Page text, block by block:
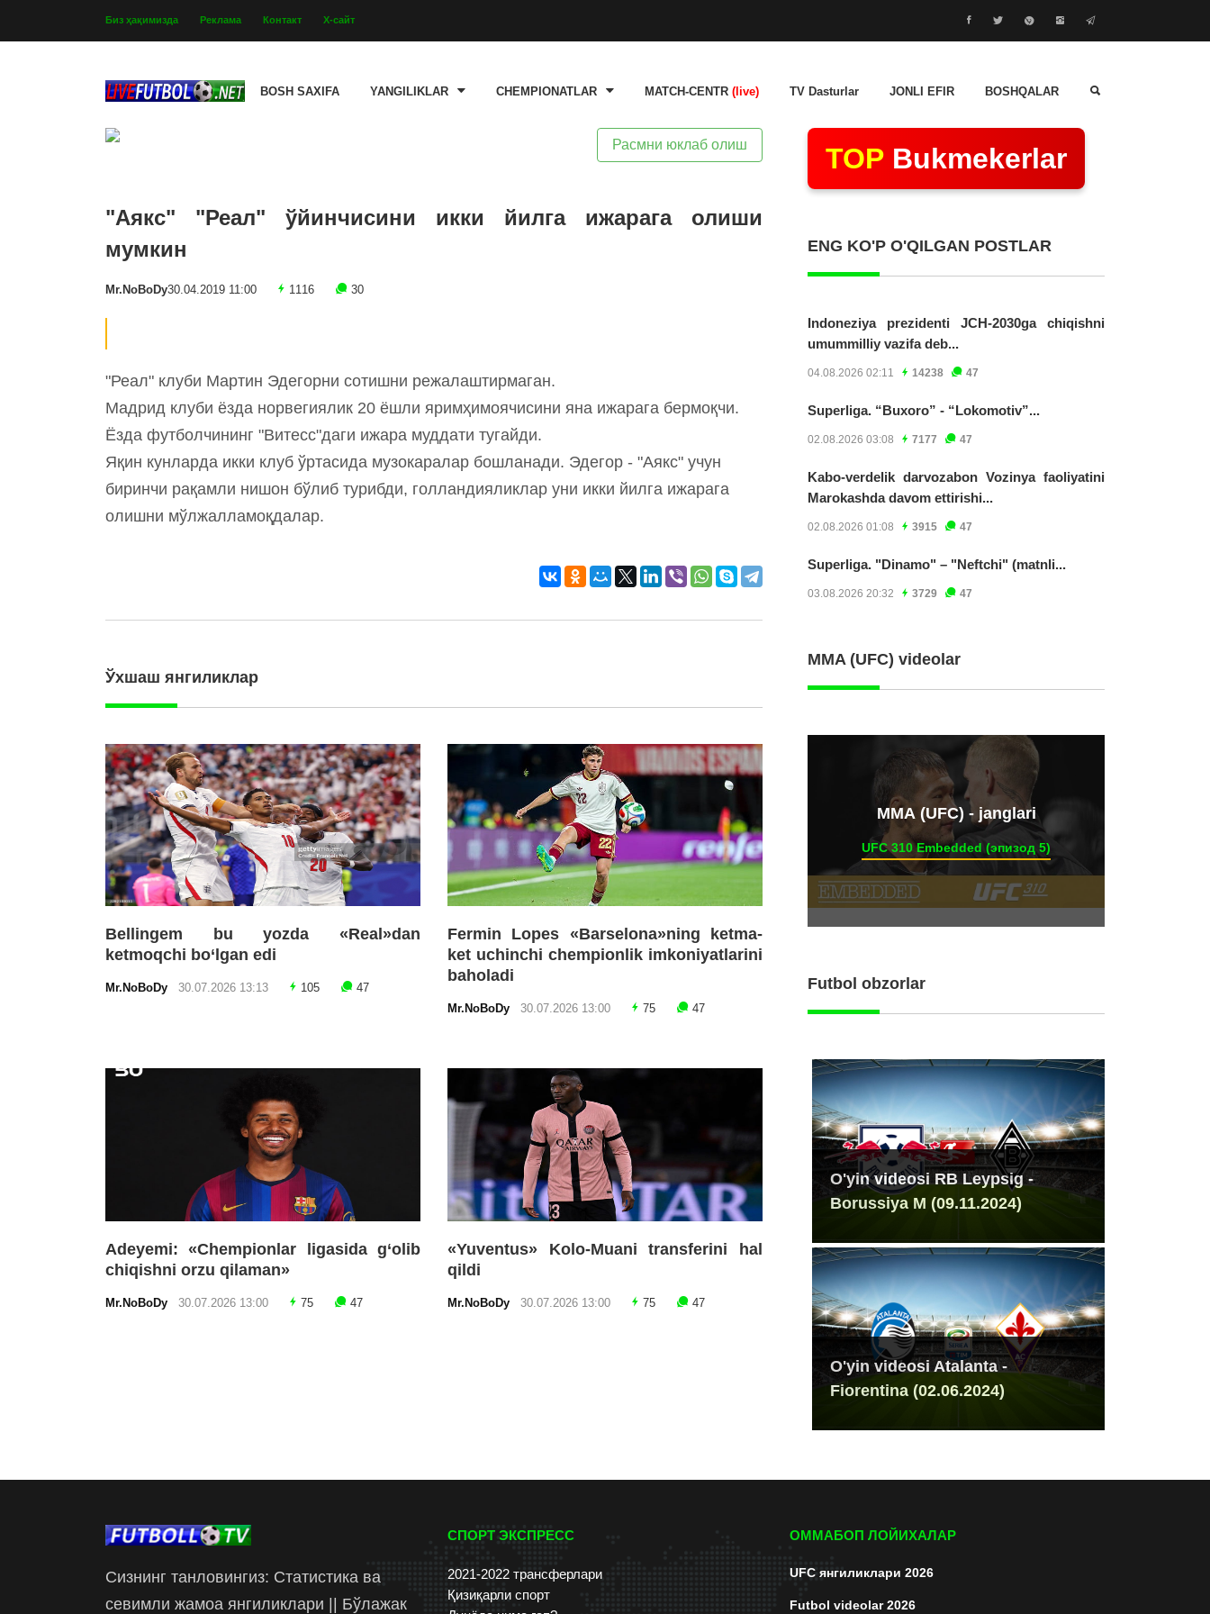
Биз ҳақимизда Реклама Контакт Х-сайт
BOSH SAXIFA YANGILIKLAR CHEMPIONATLAR MATCH-CENTR (live) TV Dasturlar JONLI EFIR BOSHQALAR
Расмни юклаб олиш
"Аякс" "Реал" ўйинчисини икки йилга ижарага олиши
мумкин
Mr.NoBoDy30.04.2019 11:00 1116 30
"Реал" клуби Мартин Эдегорни сотишни режалаштирмаган.
Мадрид клуби ёзда норвегиялик 20 ёшли яримҳимоячисини яна ижарага бермоқчи.
Ёзда футболчининг "Витесс"даги ижара муддати тугайди.
Яқин кунларда икки клуб ўртасида музокаралар бошланади. Эдегор - "Аякс" учун
биринчи рақамли нишон бўлиб турибди, голландияликлар уни икки йилга ижарага
олишни мўлжалламоқдалар.
Ўхшаш янгиликлар
Bellingem bu yozda «Real»dan
ketmoqchi bo‘lgan edi
Mr.NoBoDy 30.07.2026 13:13 105 47
Fermin Lopes «Barselona»ning ketma-
ket uchinchi chempionlik imkoniyatlarini
baholadi
Mr.NoBoDy 30.07.2026 13:00 75 47
Adeyemi: «Chempionlar ligasida g‘olib
chiqishni orzu qilaman»
Mr.NoBoDy 30.07.2026 13:00 75 47
«Yuventus» Kolo-Muani transferini hal
qildi
Mr.NoBoDy 30.07.2026 13:00 75 47
TOP Bukmekerlar
ENG KO'P O'QILGAN POSTLAR
Indoneziya prezidenti JCH-2030ga chiqishni
umummilliy vazifa deb...
04.08.2026 02:11 14238 47
Superliga. “Buxoro” - “Lokomotiv”...
02.08.2026 03:08 7177 47
Kabo-verdelik darvozabon Vozinya faoliyatini
Marokashda davom ettirishi...
02.08.2026 01:08 3915 47
Superliga. "Dinamo" – "Neftchi" (matnli...
03.08.2026 20:32 3729 47
MMA (UFC) videolar
ММА (UFC) - janglari
UFC 310 Embedded (эпизод 5)
Futbol obzorlar
O'yin videosi RB Leypsig -
Borussiya M (09.11.2024)
O'yin videosi Atalanta -
Fiorentina (02.06.2024)
Сизнинг танловингиз: Статистика ва
севимли жамоа янгиликлари || Бўлажак
СПОРТ ЭКСПРЕСС
2021-2022 трансферлари
Қизиқарли спорт
ОММАБОП ЛОЙИХАЛАР
UFC янгиликлари 2026
Futbol videolar 2026